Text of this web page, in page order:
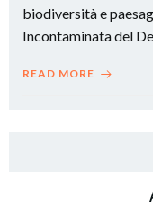
biodiversità e
Incontaminata del
READ MORE